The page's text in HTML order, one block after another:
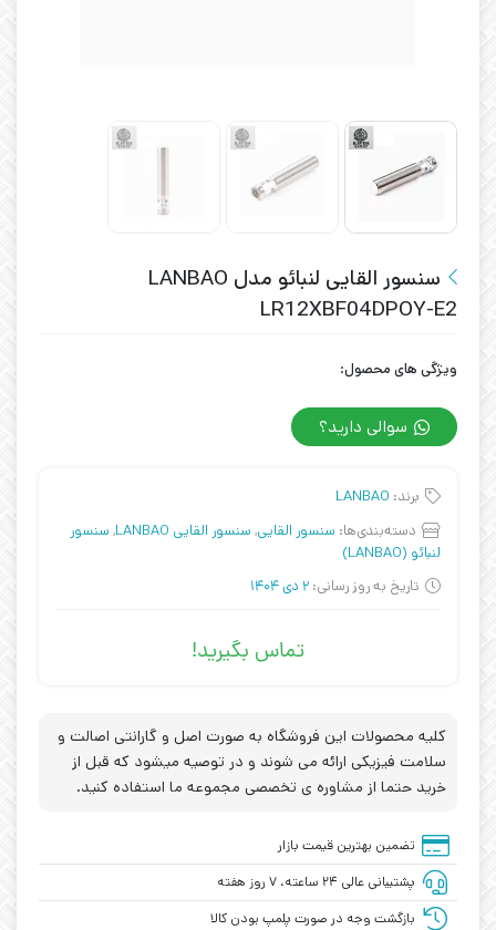
سنسور القایی لنبائو مدل LANBAO
LR12XBF04DPOY-E2
ویژگی های محصول:
سوالی دارید؟
برند: LANBAO
دسته‌بندی‌ها: سنسور القایی, سنسور القایی LANBAO , سنسور
لنبائو (LANBAO)
تاریخ به روز رسانی: 2 دی 1404
تماس بگیرید!
کلیه محصولات این فروشگاه به صورت اصل و گارانتی اصالت و
سلامت فیزیکی ارائه می شوند و در توصیه میشود که قبل از
خرید حتما از مشاوره ی تخصصی مجموعه ما استفاده کنید.
تضمین بهترین قیمت بازار
پشتیبانی عالی ۲۴ ساعته، ۷ روز هفته
بازگشت وجه در صورت پلمپ بودن کالا